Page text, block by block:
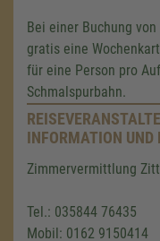
Bei einer Buchung
gratis eine
für eine Person pro
Schmalspurbahn.
INFORMATION UND
Zimmervermittlung
Tel.: 035844 76435
Mobil: 0162 9150414